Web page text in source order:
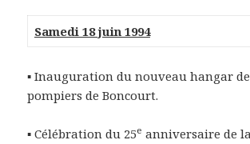
Samedi 18 juin 1994
▪ Inauguration du nouveau hangar
pompiers de Boncourt.
▪ Célébration du 25e anniversaire de